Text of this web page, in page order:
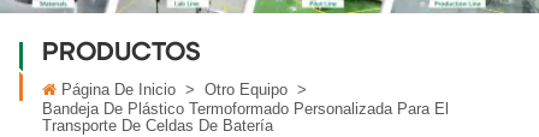
PRODUCTOS
Página De Inicio > Otro Equipo >
Bandeja De Plástico Termoformado Personalizada Para El
Transporte De Celdas De Batería